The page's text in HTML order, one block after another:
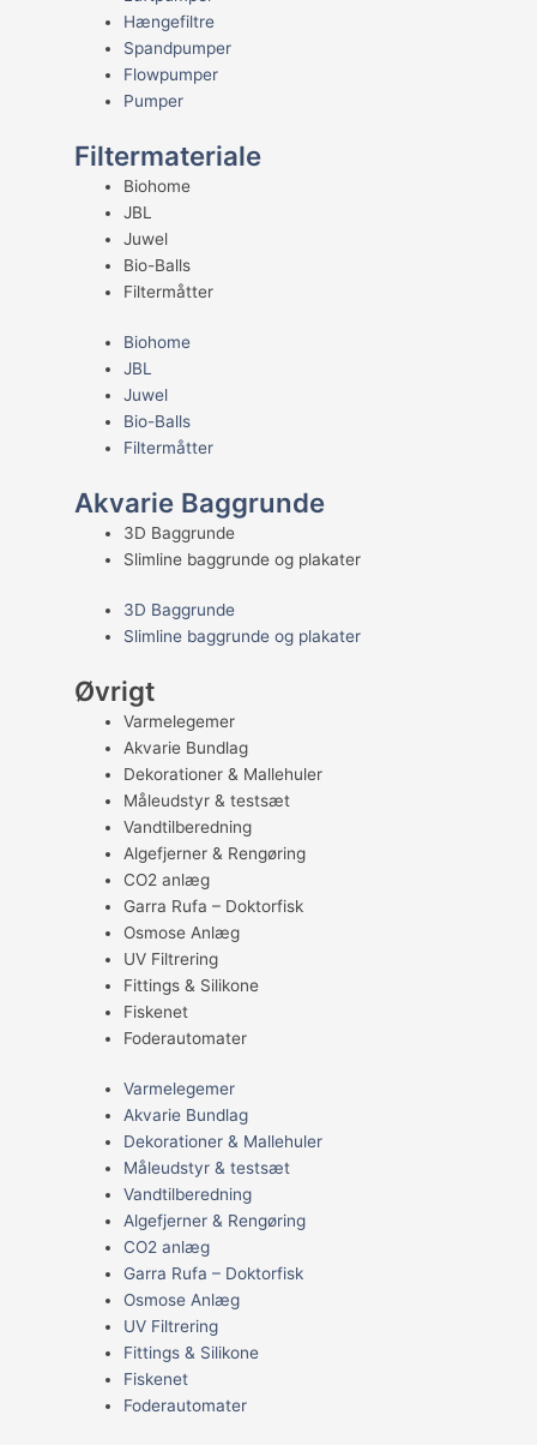
Hængefiltre
Spandpumper
Flowpumper
Pumper
Filtermateriale
Biohome
JBL
Juwel
Bio-Balls
Filtermåtter
Biohome
JBL
Juwel
Bio-Balls
Filtermåtter
Akvarie Baggrunde
3D Baggrunde
Slimline baggrunde og plakater
3D Baggrunde
Slimline baggrunde og plakater
Øvrigt
Varmelegemer
Akvarie Bundlag
Dekorationer & Mallehuler
Måleudstyr & testsæt
Vandtilberedning
Algefjerner & Rengøring
CO2 anlæg
Garra Rufa – Doktorfisk
Osmose Anlæg
UV Filtrering
Fittings & Silikone
Fiskenet
Foderautomater
Varmelegemer
Akvarie Bundlag
Dekorationer & Mallehuler
Måleudstyr & testsæt
Vandtilberedning
Algefjerner & Rengøring
CO2 anlæg
Garra Rufa – Doktorfisk
Osmose Anlæg
UV Filtrering
Fittings & Silikone
Fiskenet
Foderautomater